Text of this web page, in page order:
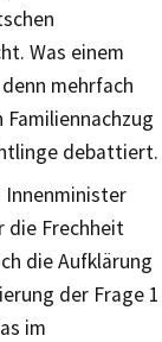
Was einem
mehrfach
debattiert.
Innenminister
die Frechheit
die Aufklärung
der Frage 1
im